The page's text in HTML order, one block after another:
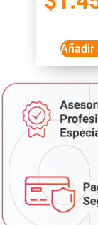
Añadir